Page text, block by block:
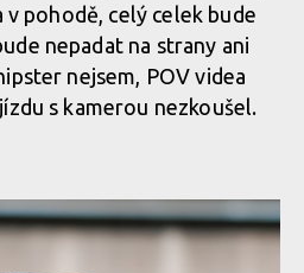
v pohodě, celý celek bude
nepadat na strany ani
nejsem, POV videa
s kamerou nezkoušel.